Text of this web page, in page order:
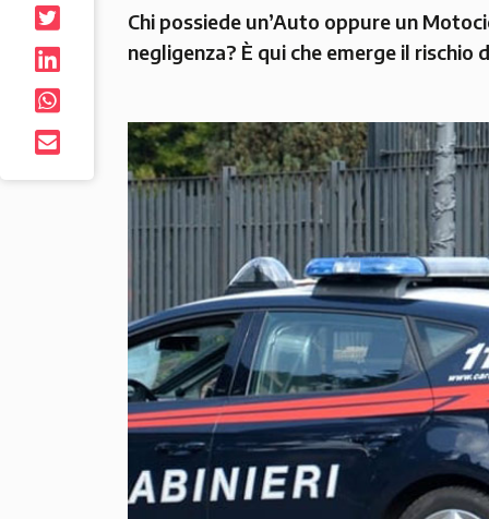
Chi possiede un’Auto oppure un
negligenza? È qui che emerge il